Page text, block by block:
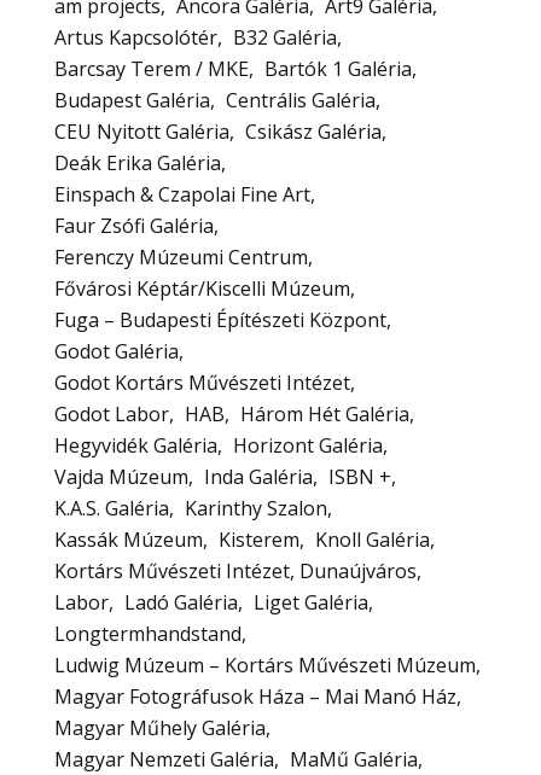
am projects
Ancora Galéria
Art9 Galéria
Artus Kapcsolótér
B32 Galéria
Barcsay Terem / MKE
Bartók 1 Galéria
Budapest Galéria
Centrális Galéria
CEU Nyitott Galéria
Csikász Galéria
Deák Erika Galéria
Einspach & Czapolai Fine Art
Faur Zsófi Galéria
Ferenczy Múzeumi Centrum
Fővárosi Képtár/Kiscelli Múzeum
Fuga – Budapesti Építészeti Központ
Godot Galéria
Godot Kortárs Művészeti Intézet
Godot Labor
HAB
Három Hét Galéria
Hegyvidék Galéria
Horizont Galéria
Vajda Múzeum
Inda Galéria
ISBN +
K.A.S. Galéria
Karinthy Szalon
Kassák Múzeum
Kisterem
Knoll Galéria
Kortárs Művészeti Intézet, Dunaújváros
Labor
Ladó Galéria
Liget Galéria
Longtermhandstand
Ludwig Múzeum – Kortárs Művészeti Múzeum
Magyar Fotográfusok Háza – Mai Manó Ház
Magyar Műhely Galéria
Magyar Nemzeti Galéria
MaMű Galéria